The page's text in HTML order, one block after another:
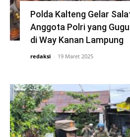
Polda Kalteng Gelar
Anggota Polri yang
di Way Kanan Lampung
redaksi - 19 Maret 2025